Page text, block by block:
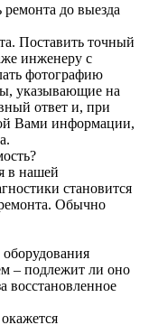
до выезда
Поставить точный
инженеру с
фотографию
указывающие на
ответ и, при
Вами информации,
в нашей
становится
Обычно
– подлежит ли оно
восстановленное